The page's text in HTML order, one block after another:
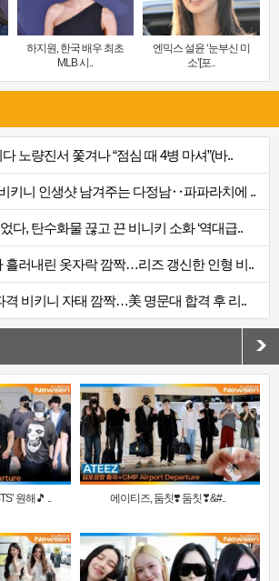
하지원, 한국 배우 최초
MLB 시..
엔믹스 설윤 ‘눈부신 미
소’[포..
노량진서 쫓겨나 “점심 때 4병 마셔”(바..
키니 인생샷 남겨주는 다정남‥파파라치에 ..
다, 탄수화물 끊고 끈 비니키 소화 ‘역대급..
흘러내린 옷자락 깜짝…리즈 갱신한 인형 비..
격 비키니 자태 깜짝…美 명문대 합격 후 리..
원해🎵 .. 에이티즈, 둠칫❣️ 둠칫❣&#..